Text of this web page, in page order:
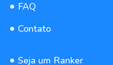
FAQ
Contato
Seja um Ranker